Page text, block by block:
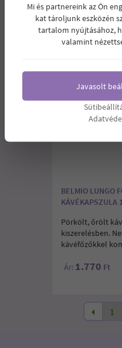
BELMIO LUNGO
KÁVÉKAPSZULA
Pörkölt, őrölt
kiszerelésben.
kávéfőzőkkel
Ár: 1.770 Ft
1
Mi és partnereink az Ön
kat tároljunk eszközén
tartalom nyújtásához,
valamint
Javasolt